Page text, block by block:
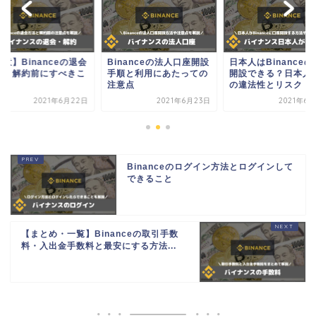
の法人口座開設
と利用にあたっての
2021年6月23日
日本人はBinanceの口座
開設できる？日本人登録
の違法性とリスク
2021年6月25日
【注意】Binanceの
方法と解約前にすべ
と
2021年6
Binanceのログイン方法とログインして
できること
【まとめ・一覧】Binanceの取引手数
料・入出金手数料と最安にする方法...